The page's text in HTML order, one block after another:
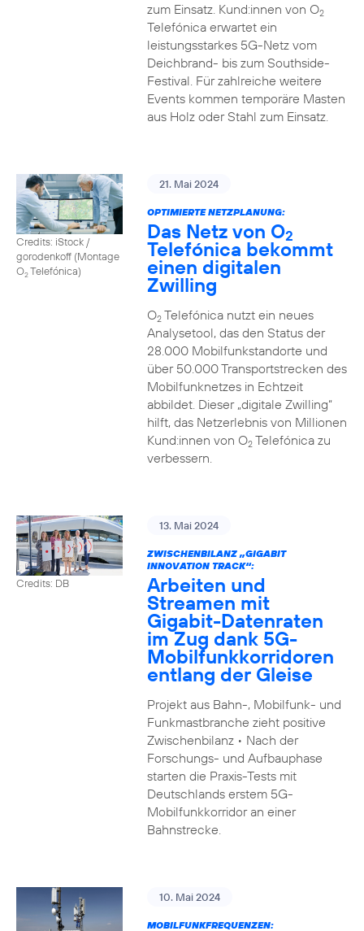
zum Einsatz. Kund:innen von O2
Telefónica erwartet ein
leistungsstarkes 5G-Netz vom
Deichbrand- bis zum Southside-
Festival. Für zahlreiche weitere
Events kommen temporäre Masten
aus Holz oder Stahl zum Einsatz.
Credits: iStock /
gorodenkoff (Montage
O2Telefónica)
21. Mai 2024
OPTIMIERTE NETZPLANUNG:
Das Netz von O2
Telefónica bekommt
einen digitalen
Zwilling
O2Telefónica nutzt ein neues
Analysetool, das den Status der
28.000 Mobilfunkstandorte und
über 50.000 Transportstrecken des
Mobilfunknetzes in Echtzeit
abbildet. Dieser „digitale Zwilling“
hilft, das Netzerlebnis von Millionen
Kund:innen von O2Telefónica zu
verbessern.
Credits: DB
13. Mai 2024
ZWISCHENBILANZ „GIGABIT
INNOVATION TRACK“:
Arbeiten und
Streamen mit
Gigabit-Datenraten
im Zug dank 5G-
Mobilfunkkorridoren
entlang der Gleise
Projekt aus Bahn-, Mobilfunk- und
Funkmastbranche zieht positive
Zwischenbilanz • Nach der
Forschungs- und Aufbauphase
starten die Praxis-Tests mit
Deutschlands erstem 5G-
Mobilfunkkorridor an einer
Bahnstrecke.
10. Mai 2024
MOBILFUNKFREQUENZEN: